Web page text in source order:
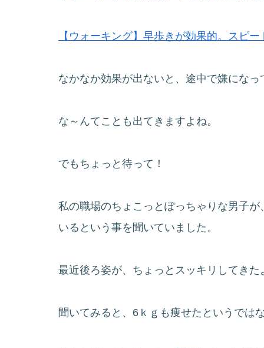
【ウォーキング】早歩きが効果的。スピ
なかなか効果が出ないと、途中で嫌になっ
な～んてことも出てきますよね。
でもちょっと待って！
私の職場のちょこっとぽっちゃりな男子
いるという事を聞いていました。
最近後ろ姿が、ちょっとスッキリしてき
聞いてみると、6ｋｇも痩せたというでは